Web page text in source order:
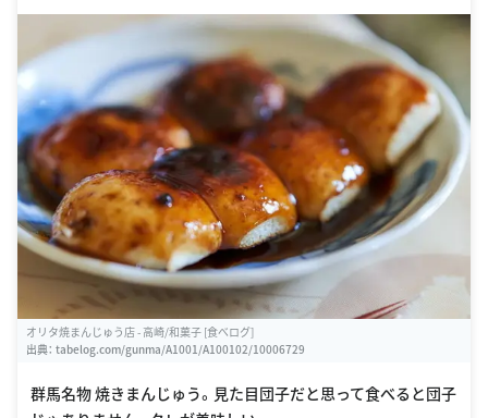
オリタ焼まんじゅう店 - 高崎/和菓子 [食べログ]
出典： tabelog.com/gunma/A1001/A100102/10006729
群馬名物 焼きまんじゅう。見た目団子だと思って食べると団子